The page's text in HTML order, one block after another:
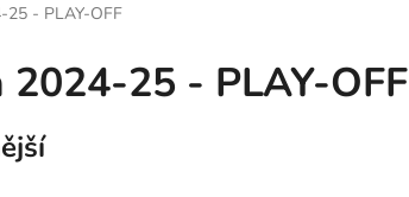
25 - PLAY-OFF
25 - PLAY-OFF